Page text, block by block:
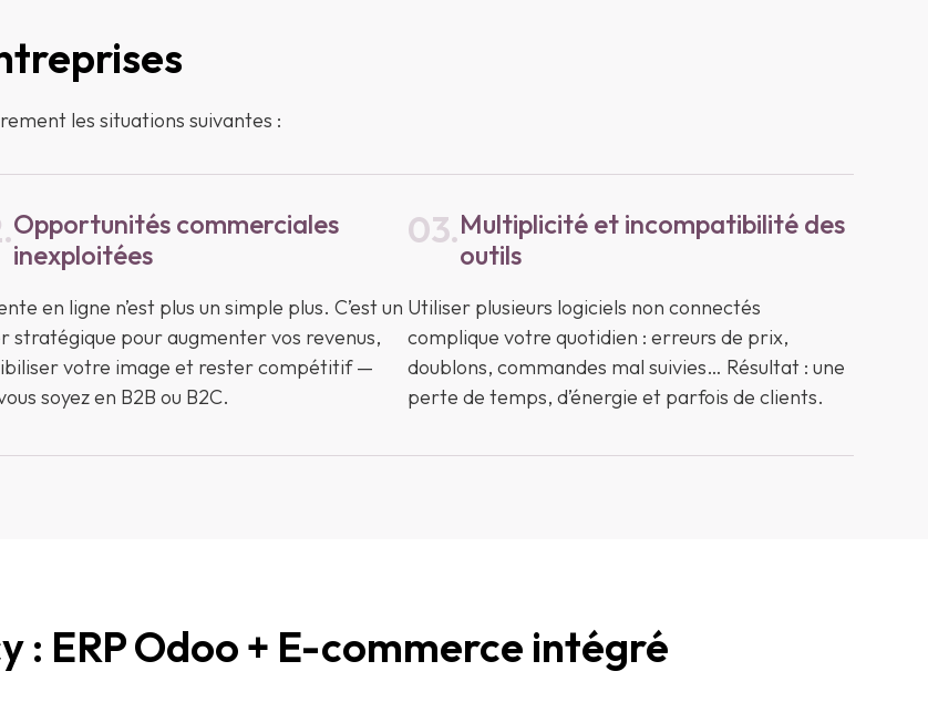
les situations suivantes :
Opportunités commerciales
inexploitées
en ligne n’est plus un simple plus. C’est un
stratégique pour augmenter vos revenus,
votre image et rester compétitif —
soyez en B2B ou B2C.
03.Multiplicité et incompatibilité des
outils
Utiliser plusieurs logiciels non connectés
complique votre quotidien : erreurs de prix,
doublons, commandes mal suivies… Résultat : une
perte de temps, d’énergie et parfois de clients.
: ERP Odoo + E-commerce intégré